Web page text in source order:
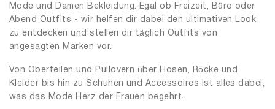
Mode und Damen Bekleidung. Egal ob Freizeit, Büro oder
Abend Outfits - wir helfen dir dabei den ultimativen Look
zu entdecken und stellen dir täglich Outfits von
angesagten Marken vor.
Von Oberteilen und Pullovern über Hosen, Röcke und
Kleider bis hin zu Schuhen und Accessoires ist alles dabei,
was das Mode Herz der Frauen begehrt.